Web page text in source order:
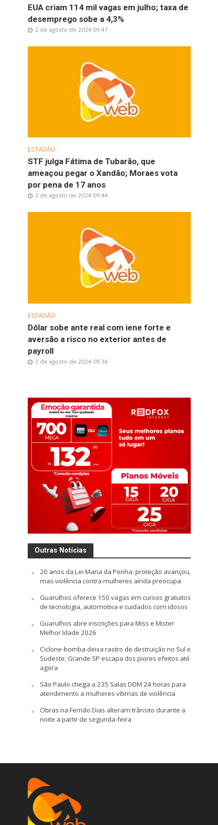
EUA criam 114 mil vagas em julho; taxa de
desemprego sobe a 4,3%
2 de agosto de 2024 09:47
ESTADÃO
STF julga Fátima de Tubarão, que
ameaçou pegar o Xandão; Moraes vota
por pena de 17 anos
2 de agosto de 2024 09:44
ESTADÃO
Dólar sobe ante real com iene forte e
aversão a risco no exterior antes de
payroll
2 de agosto de 2024 09:36
Outras Notícias
20 anos da Lei Maria da Penha: proteção avançou,
mas violência contra mulheres ainda preocupa
Guarulhos oferece 150 vagas em cursos gratuitos
de tecnologia, automotiva e cuidados com idosos
Guarulhos abre inscrições para Miss e Mister
Melhor Idade 2026
Ciclone-bomba deixa rastro de destruição no Sul e
Sudeste; Grande SP escapa dos piores efeitos até
agora
São Paulo chega a 235 Salas DDM 24 horas para
atendimento a mulheres vítimas de violência
Obras na Fernão Dias alteram trânsito durante a
noite a partir de segunda-feira